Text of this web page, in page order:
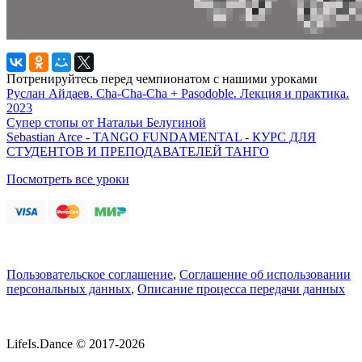
Потренируйтесь перед чемпионатом с нашими уроками
Руслан Айдаев. Cha-Cha-Cha + Pasodoble. Лекция и практика.
2023
Супер стопы от Натальи Белугиной
Sebastian Arce - TANGO FUNDAMENTAL - КУРС ДЛЯ
СТУДЕНТОВ И ПРЕПОДАВАТЕЛЕЙ ТАНГО
Посмотреть все уроки
Пользовательское соглашение, Соглашение об использовании
персональных данных, Описание процесса передачи данных
LifeIs.Dance © 2017-2026